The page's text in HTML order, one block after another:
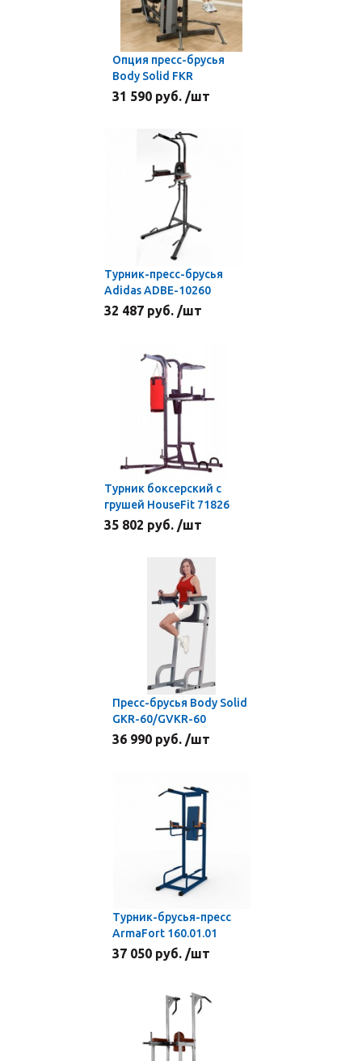
Опция пресс-брусья
Body Solid FKR
31 590 руб. /шт
Турник-пресс-брусья
Adidas ADBE-10260
32 487 руб. /шт
Турник боксерский с
грушей HouseFit 71826
35 802 руб. /шт
Пресс-брусья Body Solid
GKR-60/GVKR-60
36 990 руб. /шт
Турник-брусья-пресс
ArmaFort 160.01.01
37 050 руб. /шт